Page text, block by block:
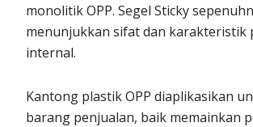
monolitik OPP. Segel Sticky
menunjukkan sifat dan karakteristik
internal.
Kantong plastik OPP diaplikasikan
barang penjualan, baik memainkan